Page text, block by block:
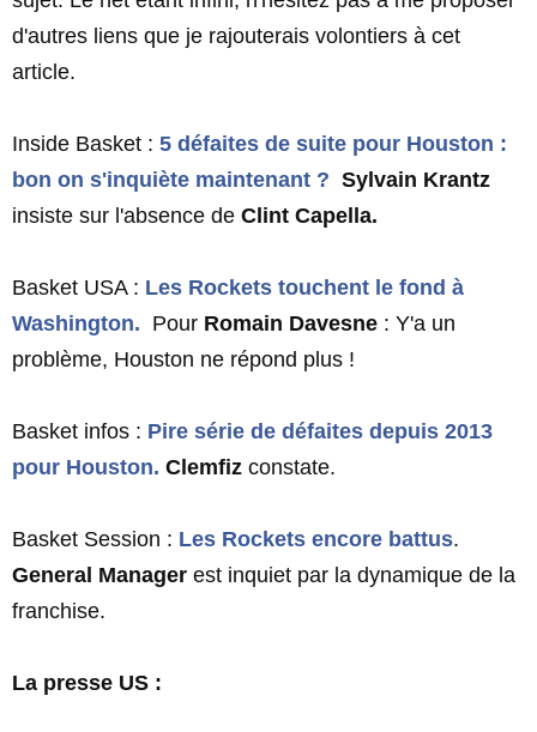
d'autres liens que je rajouterais volontiers à cet
article.
Inside Basket : 5 défaites de suite pour Houston :
bon on s'inquiète maintenant ? Sylvain Krantz
insiste sur l'absence de Clint Capella.
Basket USA : Les Rockets touchent le fond à
Washington. Pour Romain Davesne : Y'a un
problème, Houston ne répond plus !
Basket infos : Pire série de défaites depuis 2013
pour Houston. Clemfiz constate.
Basket Session : Les Rockets encore battus.
General Manager est inquiet par la dynamique de la
franchise.
La presse US :